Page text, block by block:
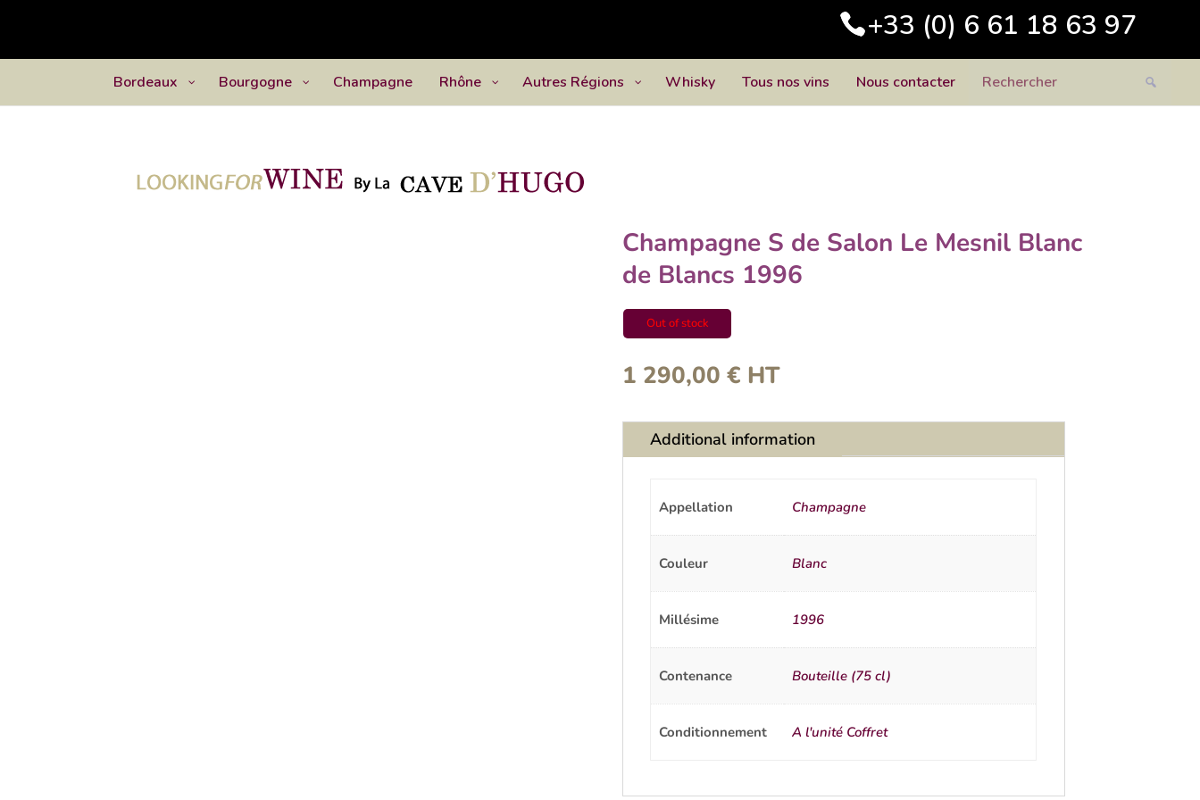
+33 (0) 6 61 18 63 97
Bordeaux Bourgogne Champagne Rhône Autres Régions Whisky Tous nos vins Nous contacter
Champagne S de Salon Le Mesnil Blanc
de Blancs 1996
Out of stock
1 290,00 € HT
Additional information
Appellation Champagne
Couleur Blanc
Millésime 1996
Contenance Bouteille (75 cl)
Conditionnement A l'unité Coffret